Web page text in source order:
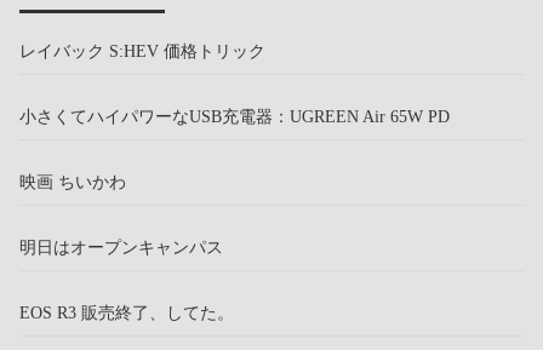
レイバック S:HEV 価格トリック
小さくてハイパワーなUSB充電器：UGREEN Air 65W PD
映画 ちいかわ
明日はオープンキャンパス
EOS R3 販売終了、してた。